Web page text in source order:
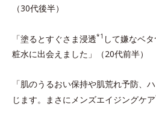
（30代後半）
「塗るとすぐさま浸透*1 して嫌なベ
粧水に出会えました」（20代前半）
「肌のうるおい保持や肌荒れ予防、
じます。まさにメンズエイジングケア